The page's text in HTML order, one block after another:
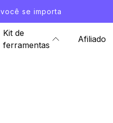
se importa
Kit de
ferramentas
Afiliado